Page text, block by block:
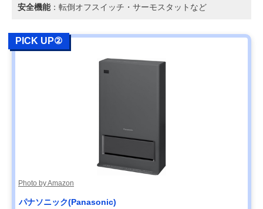
安全機能：転倒オフスイッチ・サーモスタットなど
PICK UP②
Photo by Amazon
パナソニック(Panasonic)